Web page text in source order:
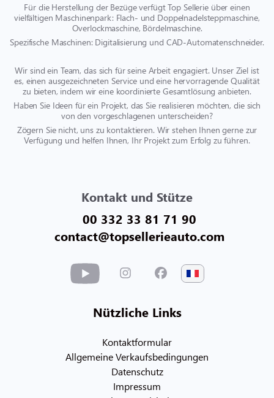
Für die Herstellung der Bezüge verfügt Top Sellerie über einen
vielfältigen Maschinenpark: Flach- und Doppelnadelsteppmaschine,
Overlockmaschine, Bördelmaschine.
Spezifische Maschinen: Digitalisierung und CAD-Automatenschneider.
Wir sind ein Team, das sich für seine Arbeit engagiert. Unser Ziel ist
es, einen ausgezeichneten Service und eine hervorragende Qualität
zu bieten, indem wir eine koordinierte Gesamtlösung anbieten.
Haben Sie Ideen für ein Projekt, das Sie realisieren möchten, die sich
von den vorgeschlagenen unterscheiden?
Zögern Sie nicht, uns zu kontaktieren. Wir stehen Ihnen gerne zur
Verfügung und helfen Ihnen, Ihr Projekt zum Erfolg zu führen.
Kontakt und Stütze
00 332 33 81 71 90
contact@topsellerieauto.com
Nützliche Links
Kontaktformular
Allgemeine Verkaufsbedingungen
Datenschutz
Impressum